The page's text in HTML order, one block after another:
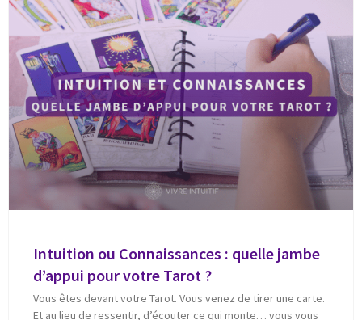
Intuition ou Connaissances : quelle jambe
d’appui pour votre Tarot ?
Vous êtes devant votre Tarot. Vous venez de tirer une carte.
Et au lieu de ressentir, d’écouter ce qui monte… vous vous